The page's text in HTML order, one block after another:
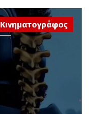
Κινηματογράφος